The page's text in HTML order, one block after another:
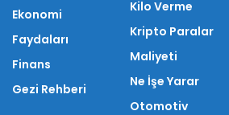
Ekonomi
Faydaları
Finans
Gezi Rehberi
Kilo Verme
Kripto Paralar
Maliyeti
Ne İşe Yarar
Otomotiv